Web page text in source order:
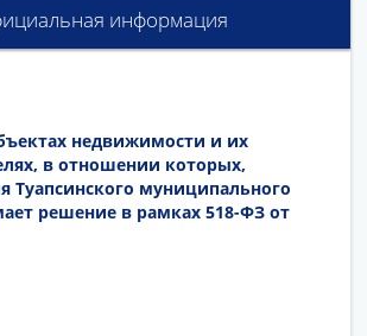
информация
недвижимости и их
в отношении которых,
Туапсинского муниципального
решение в рамках 518-ФЗ от